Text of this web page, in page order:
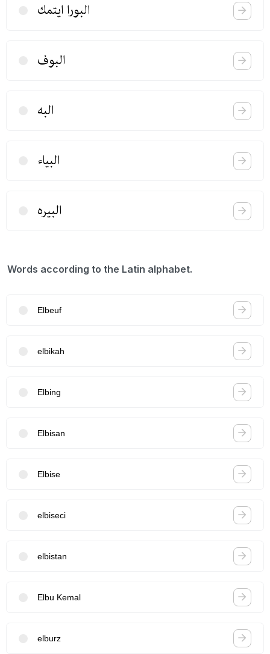
البورا ایتمك
البوف
البه
البیاء
البیره
Words according to the Latin alphabet.
Elbeuf
elbikah
Elbing
Elbisan
Elbise
elbiseci
elbistan
Elbu Kemal
elburz